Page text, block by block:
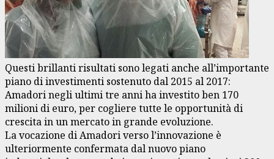
Questi brillanti risultati sono legati anche all’importante
piano di investimenti sostenuto dal 2015 al 2017:
Amadori negli ultimi tre anni ha investito ben 170
milioni di euro, per cogliere tutte le opportunità di
crescita in un mercato in grande evoluzione.
La vocazione di Amadori verso l’innovazione è
ulteriormente confermata dal nuovo piano